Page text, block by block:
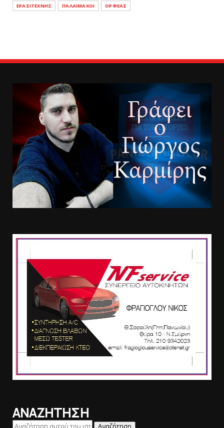
ΕΡΑΣΙΤΕΧΝΗΣ
ΠΑΛΑΙΜΑΧΟΙ ΟΡΦΕΑΣ
ΑΝΑΖΗΤΗΣΗ